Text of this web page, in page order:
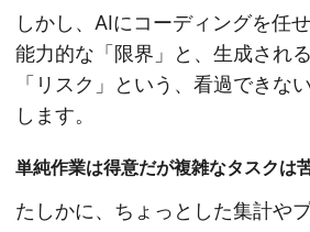
しかし、AIにコーディングを任
能力的な「限界」と、生成され
「リスク」という、看過できな
します。
単純作業は得意だが複雑なタスクは
たしかに、ちょっとした集計や